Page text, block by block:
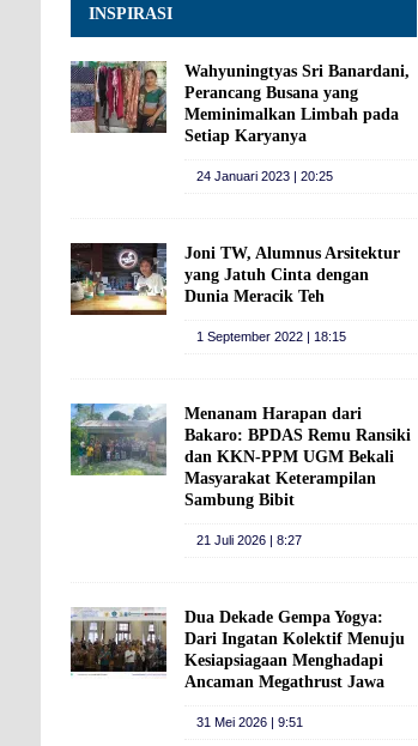
INSPIRASI
Wahyuningtyas Sri Banardani,
Perancang Busana yang
Meminimalkan Limbah pada
Setiap Karyanya
24 Januari 2023 | 20:25
Joni TW, Alumnus Arsitektur
yang Jatuh Cinta dengan
Dunia Meracik Teh
1 September 2022 | 18:15
Menanam Harapan dari
Bakaro: BPDAS Remu Ransiki
dan KKN-PPM UGM Bekali
Masyarakat Keterampilan
Sambung Bibit
21 Juli 2026 | 8:27
Dua Dekade Gempa Yogya:
Dari Ingatan Kolektif Menuju
Kesiapsiagaan Menghadapi
Ancaman Megathrust Jawa
31 Mei 2026 | 9:51